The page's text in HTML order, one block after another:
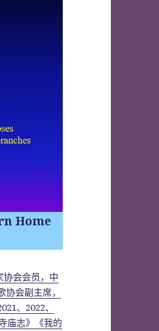
Home
协会会员，中
会副主席，
、2022、
庙志》《我的